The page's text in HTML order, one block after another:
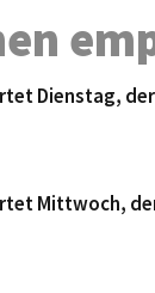
Dienstag,
Mittwoch,